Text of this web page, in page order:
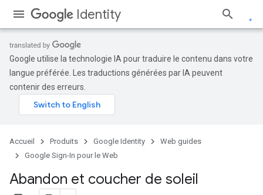
Identity
Google utilise la technologie IA pour traduire le contenu dans votre
langue préférée. Les traductions générées par IA peuvent
contenir des erreurs.
Accueil Produits Google Identity
Web guides
Google Sign-In pour le Web
Abandon et coucher de soleil